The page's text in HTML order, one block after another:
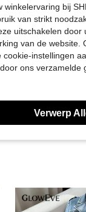
bij
van strikt
uitschakelen door
van de website.
instellingen
ons verzamelde
Verwerp